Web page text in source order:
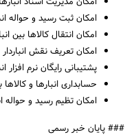
امکان ثبت رسید و حواله
امکان انتقال کالاها بین
امکان تعریف نقش
پشتیبانی رایگان نرم افزار
حسابداری انبارها و
امکان تظیم رسید و
### پایان خبر رسمی